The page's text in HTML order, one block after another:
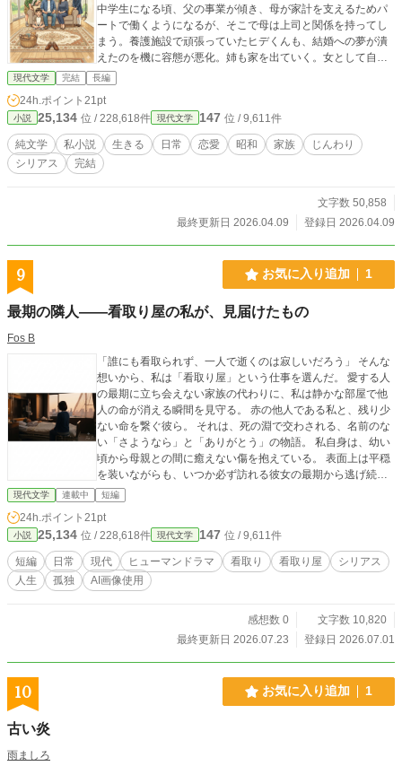
中学生になる頃、父の事業が傾き、母が家計を支えるためパ
ートで働くようになるが、そこで母は上司と関係を持ってし
まう。養護施設で頑張っていたヒデくんも、結婚への夢が潰
えたのを機に容態が悪化。姉も家を出ていく。女として自身
の魅力に目覚めた母は、かつて自分を苦しめた夫への復讐心
から、次々と男性との関係を深めていく。私は、変わってし
まった母の姿に戸惑い、苦しみ、同性愛に走りそうになる
が、初めての恋人である美由紀の存在に救われ、段々と自身
の生き方を確立していく。 やがて時が過ぎ、家族の形も変
わっていく。老いとともに変わり果てていく両親…その後、
父が亡くなり、私と母は、関係を修復し、濃密な時間を過ご
現代文学 完結 長編
24h.ポイント 21pt
小説 25,134 位 / 228,618件 現代文学 147 位 / 9,611件
純文学 私小説 生きる 日常 恋愛 昭和 家族
じんわり
シリアス
完結
文字数 50,858
最終更新日 2026.04.09
登録日 2026.04.09
9 お気に入り追加 1
最期の隣人——看取り屋の私が、見届けたもの
Fos B
「誰にも看取られず、一人で逝くのは寂しいだろう」 そんな
想いから、私は「看取り屋」という仕事を選んだ。 愛する人
の最期に立ち会えない家族の代わりに、私は静かな部屋で他
人の命が消える瞬間を見守る。 赤の他人である私と、残り少
ない命を繋ぐ彼ら。 それは、死の淵で交わされる、名前のな
い「さようなら」と「ありがとう」の物語。 私自身は、幼い
頃から母親との間に癒えない傷を抱えている。 表面上は平穏
を装いながらも、いつか必ず訪れる彼女の最期から逃げ続け
ていた。 看取り屋として数多の命を見届けた私が、最後にた
どり着く場所とは――。 連作短編形式で綴る、看取り屋の記
録。 私たちが、最期の瞬間に見つけるもの。 ――最期を迎え
る人々の数だけ、人生がある。看取り屋の私が歩む、連作短
編形式の記録です。
現代文学 連載中 短編
24h.ポイント 21pt
小説 25,134 位 / 228,618件 現代文学 147 位 / 9,611件
短編 日常 現代 ヒューマンドラマ 看取り 看取り屋
シリアス
人生
孤独 AI画像使用
感想数 0
文字数 10,820
最終更新日 2026.07.23
登録日 2026.07.01
10 お気に入り追加 1
古い炎
雨ましろ